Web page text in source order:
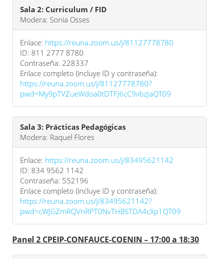
Sala 2: Curriculum / FID
Modera: Sonia Osses
Enlace: https://reuna.zoom.us/j/81127778780
ID: 811 2777 8780
Contraseña: 228337
Enlace completo (incluye ID y contraseña):
https://reuna.zoom.us/j/81127778780?
pwd=My9pTVZueWdoa0tDTFJ6cC9vbzJaQT09
Sala 3: Prácticas Pedagógicas
Modera: Raquel Flores
Enlace: https://reuna.zoom.us/j/83495621142
ID: 834 9562 1142
Contraseña: 552196
Enlace completo (incluye ID y contraseña):
https://reuna.zoom.us/j/83495621142?
pwd=cWJGZmRQVnRPT0NvTHBSTDA4cXp1QT09
Panel 2 CPEIP-CONFAUCE-COENIN – 17:00 a 18:30